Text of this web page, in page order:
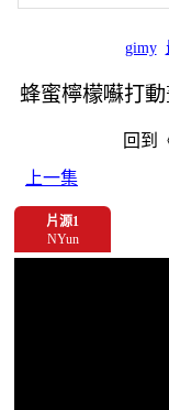
gimy
蜂蜜檸檬囌打
回到
上一集
片源1
NYun